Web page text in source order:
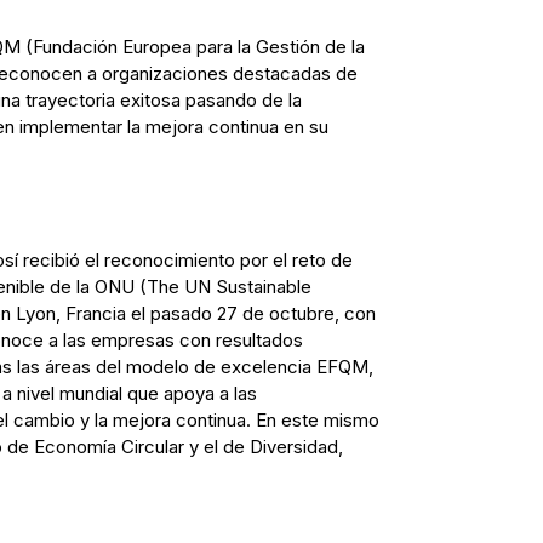
(Fundación Europea para la Gestión de la
a organizaciones destacadas de
trayectoria exitosa pasando de la
implementar la mejora continua en su
recibió el reconocimiento por el reto de
de la ONU (The UN Sustainable
Lyon, Francia el pasado 27 de octubre, con
a las empresas con resultados
las áreas del modelo de excelencia EFQM,
nivel mundial que apoya a las
cambio y la mejora continua. En este mismo
Economía Circular y el de Diversidad,